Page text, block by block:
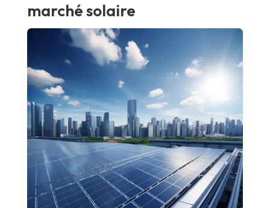
marché solaire